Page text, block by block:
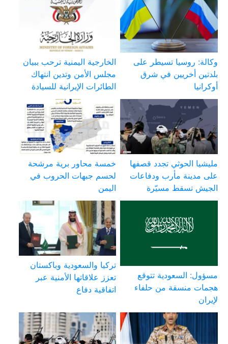
وكالة: روسيا تسيطر على
بلدتين أخريين في شرق
أوكرانيا
الخارجية اليمنية ترحب ببيان
مجلس الأمن وتدين انتهاك
الطائرات الإيرانية للسيادة
مليشيا الحوثي تجدد قصفها
على مدينة مأرب ودفاعات
الجيش تسقط مسيّرة
خمسة محاور برية مرشحة
لحسم جبهات الحروب في
اليمن
مسؤول: السعودية تتوقع
هجمات منسقة من حلفاء
لإيران
تركيا والسعودية وباكستان
تعزز علاقاتها الأمنية عبر
اتفاقية دفاع